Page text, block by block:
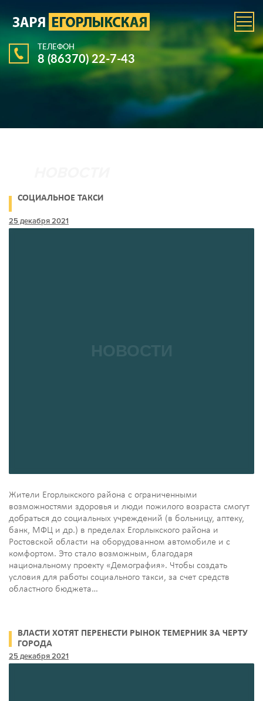
ТЕЛЕФОН
8 (86370) 22-7-43
СОЦИАЛЬНОЕ ТАКСИ
25 декабря 2021
Жители Егорлыкского района с ограниченными
возможностями здоровья и люди пожилого возраста смогут
добраться до социальных учреждений (в больницу, аптеку,
банк, МФЦ и др.) в пределах Егорлыкского района и
Ростовской области на оборудованном автомобиле и с
комфортом. Это стало возможным, благодаря
национальному проекту «Демография». Чтобы создать
условия для работы социального такси, за счет средств
областного бюджета…
ВЛАСТИ ХОТЯТ ПЕРЕНЕСТИ РЫНОК ТЕМЕРНИК ЗА ЧЕРТУ
ГОРОДА
25 декабря 2021